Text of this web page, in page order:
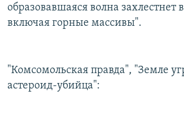
образовавшаяся волна захлестнет
включая горные массивы".
"Комсомольская правда", "Земле
астероид-убийца":